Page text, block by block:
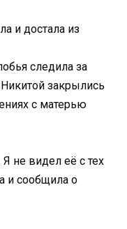
и достала из
следила за
закрылись
с матерью
не видел её с тех
и сообщила о